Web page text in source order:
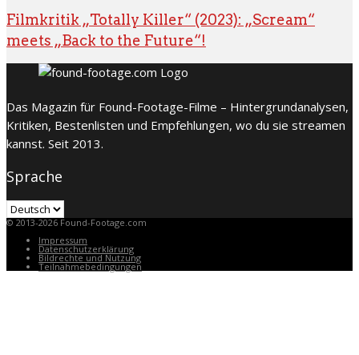
Filmkritik „Totally Killer“ (2023): „Scream“
meets „Back to the Future“!
Das Magazin für Found-Footage-Filme – Hintergrundanalysen,
Kritiken, Bestenlisten und Empfehlungen, wo du sie streamen
kannst. Seit 2013.
Sprache
Sprache
© 2013-2026 Found-Footage.com
Impressum
Datenschutzerklärung
Bildrechte und Nutzung
Teilnahmebedingungen